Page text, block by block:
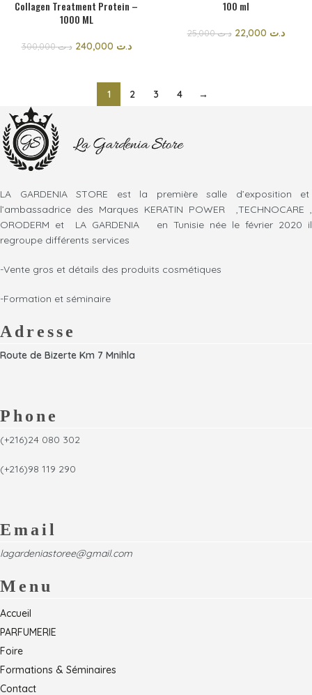
Collagen Treatment Protein –
1000 ML
د.ت300,000 د.ت
100 ml
د.ت25,000 د.ت
1 2 3 4 →
LA GARDENIA STORE est la première salle d’exposition et
l’ambassadrice des Marques KERATIN POWER ,TECHNOCARE ,
ORODERM et LA GARDENIA en Tunisie née le février 2020 il
regroupe différents services
-Vente gros et détails des produits cosmétiques
-Formation et séminaire
Adresse
Route de Bizerte Km 7 Mnihla
Phone
(+216)24 080 302
(+216)98 119 290
Email
lagardeniastoree@gmail.com
Menu
Accueil
PARFUMERIE
Foire
Formations & Séminaires
Contact